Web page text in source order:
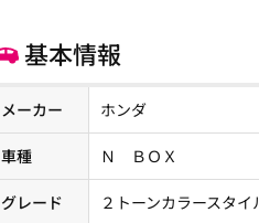
基本情報
メーカー ホンダ
車種 Ｎ ＢＯＸ
グレード ２トーンカラースタ